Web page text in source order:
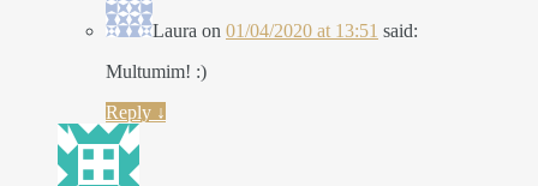
Laura on 01/04/2020 at 13:51 said:
Multumim! :)
Reply ↓